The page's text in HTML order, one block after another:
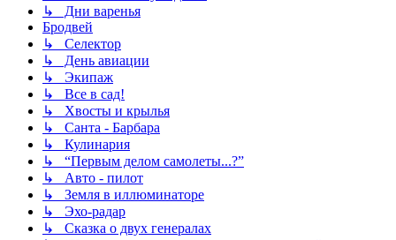
↳ Дни варенья
Бродвей
↳ Селектор
↳ День авиации
↳ Экипаж
↳ Все в сад!
↳ Хвосты и крылья
↳ Санта - Барбара
↳ Кулинария
↳ “Первым делом самолеты...?”
↳ Авто - пилот
↳ Земля в иллюминаторе
↳ Эхо-радар
↳ Сказка о двух генералах